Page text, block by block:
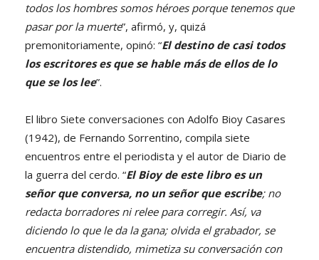
todos los hombres somos héroes porque tenemos que
pasar por la muerte”, afirmó, y, quizá
premonitoriamente, opinó: “El destino de casi todos
los escritores es que se hable más de ellos de lo
que se los lee”.
El libro Siete conversaciones con Adolfo Bioy Casares
(1942), de Fernando Sorrentino, compila siete
encuentros entre el periodista y el autor de Diario de
la guerra del cerdo. “El Bioy de este libro es un
señor que conversa, no un señor que escribe; no
redacta borradores ni relee para corregir. Así, va
diciendo lo que le da la gana; olvida el grabador, se
encuentra distendido, mimetiza su conversación con